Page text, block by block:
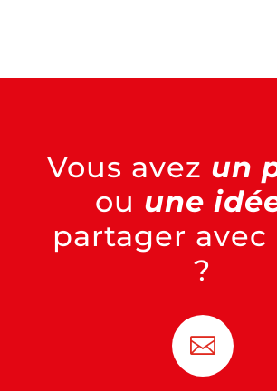
Vous avez un
ou une
partager avec
?
